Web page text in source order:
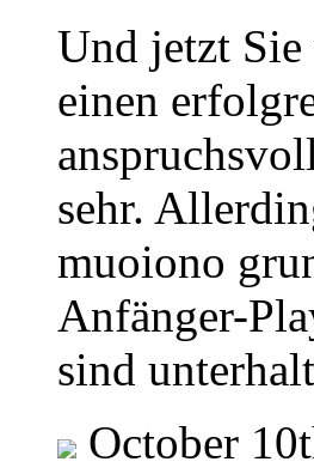
Und jetzt
einen
sehr.
muoiono
Anfänger-
sind
October